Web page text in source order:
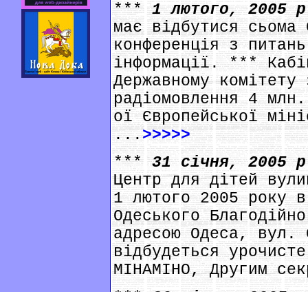
***1 лютого, 2005
має відбутися сьома
конференція з
інформації. ***
Державному
радіомовлення 4
ої Європейської
...>>>>>
***31 січня, 2005
Центр для дітей
1 лютого 2005 року
Одеського
адресою Одеса, вул.
відбудеться
МІНАМІНО, Другим